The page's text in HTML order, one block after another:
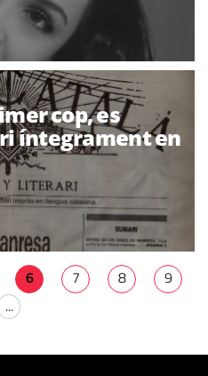
cop, es
íntegrament en
6 7 8
9
...